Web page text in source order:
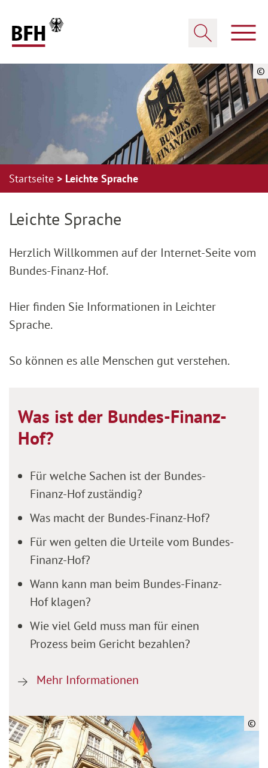
©
Startseite Leichte Sprache
Leichte Sprache
Herzlich Willkommen auf der Internet-Seite vom
Bundes-Finanz-Hof.
Hier finden Sie Informationen in Leichter
Sprache.
So können es alle Menschen gut verstehen.
Was ist der Bundes-Finanz-
Hof?
Für welche Sachen ist der Bundes-
Finanz-Hof zuständig?
Was macht der Bundes-Finanz-Hof?
Für wen gelten die Urteile vom Bundes-
Finanz-Hof?
Wann kann man beim Bundes-Finanz-
Hof klagen?
Wie viel Geld muss man für einen
Prozess beim Gericht bezahlen?
Mehr Informationen
©